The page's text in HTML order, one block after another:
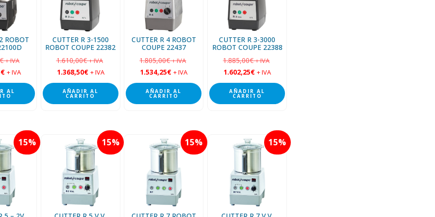
ROBOT
+ IVA
€ + IVA
AL
CUTTER R 3-1500
ROBOT COUPE 22382
1.610,00€ + IVA
1.368,50€ + IVA
AÑADIR AL
CARRITO
CUTTER R 4 ROBOT
COUPE 22437
1.805,00€ + IVA
1.534,25€ + IVA
AÑADIR AL
CARRITO
CUTTER R 3-3000
ROBOT COUPE 22388
1.885,00€ + IVA
1.602,25€ + IVA
AÑADIR AL
CARRITO
15 15 15 15